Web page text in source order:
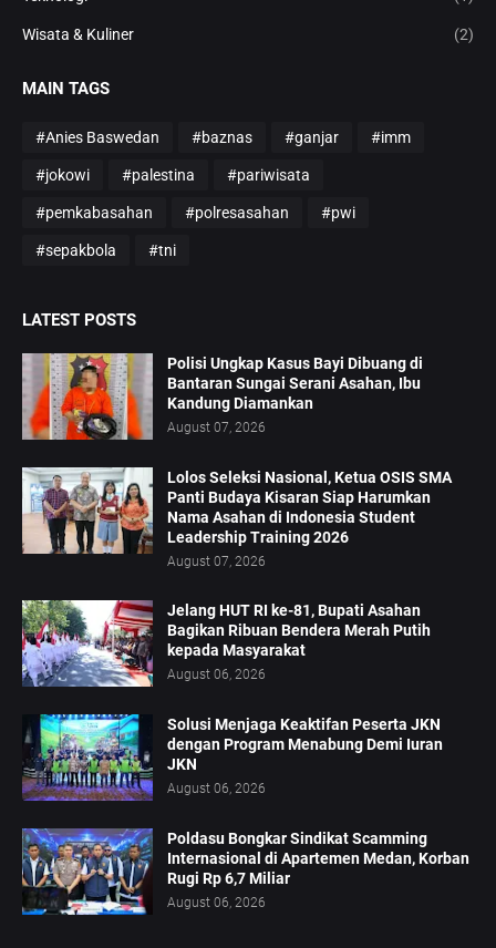
Wisata & Kuliner (2)
MAIN TAGS
#Anies Baswedan #baznas #ganjar #imm
#jokowi #palestina #pariwisata
#pemkabasahan #polresasahan #pwi
#sepakbola #tni
LATEST POSTS
Polisi Ungkap Kasus Bayi Dibuang di
Bantaran Sungai Serani Asahan, Ibu
Kandung Diamankan
August 07, 2026
Lolos Seleksi Nasional, Ketua OSIS SMA
Panti Budaya Kisaran Siap Harumkan
Nama Asahan di Indonesia Student
Leadership Training 2026
August 07, 2026
Jelang HUT RI ke-81, Bupati Asahan
Bagikan Ribuan Bendera Merah Putih
kepada Masyarakat
August 06, 2026
Solusi Menjaga Keaktifan Peserta JKN
dengan Program Menabung Demi Iuran
JKN
August 06, 2026
Poldasu Bongkar Sindikat Scamming
Internasional di Apartemen Medan, Korban
Rugi Rp 6,7 Miliar
August 06, 2026